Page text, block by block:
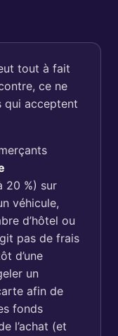
tout à fait
ce ne
qui acceptent
20 %) sur
véhicule,
d’hôtel ou
pas de frais
d’une
un
afin de
fonds
l’achat (et